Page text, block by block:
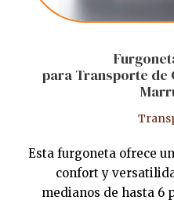
para Transporte de
Esta furgoneta ofrece
confort y
medianos de hasta 6